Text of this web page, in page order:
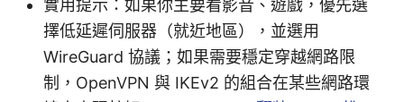
實用提示：如果你主要看影音、遊戲，優先選
擇低延遲伺服器（就近地區），並選用
WireGuard 協議；如果需要穩定穿越網路限
制，OpenVPN 與 IKEv2 的組合在某些網路環